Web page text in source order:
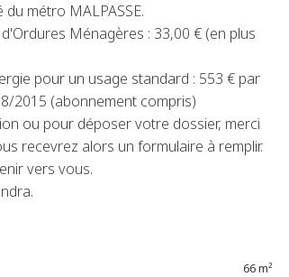
métro MALPASSE.
Ménagères : 33,00 € (en plus
pour un usage standard : 553 € par
2015 (abonnement compris)
ou pour déposer votre dossier, merci
recevrez alors un formulaire à remplir.
vers vous.
66 m²